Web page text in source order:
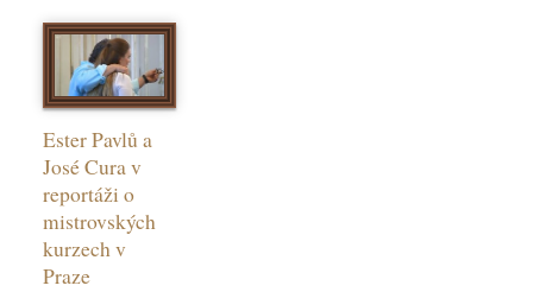
Ester Pavlů a
José Cura v
reportáži o
mistrovských
kurzech v
Praze